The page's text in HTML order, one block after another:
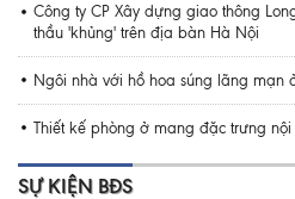
Công ty CP Xây dựng giao thông
thầu 'khủng' trên địa bàn Hà Nội
Ngôi nhà với hồ hoa súng lãng mạn
Thiết kế phòng ở mang đặc trưng nội
SỰ KIỆN BĐS